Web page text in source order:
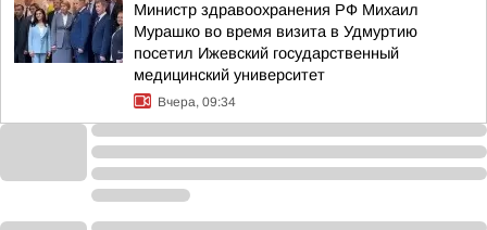
Министр здравоохранения РФ Михаил
Мурашко во время визита в Удмуртию
посетил Ижевский государственный
медицинский университет
Вчера, 09:34